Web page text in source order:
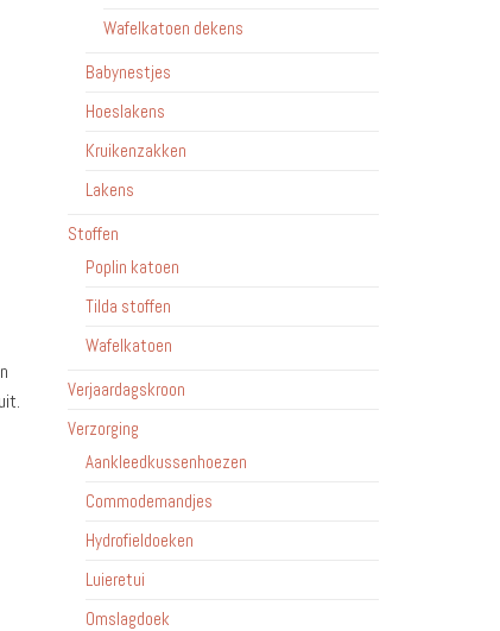
Wafelkatoen dekens
Babynestjes
Hoeslakens
Kruikenzakken
Lakens
Stoffen
Poplin katoen
Tilda stoffen
Wafelkatoen
Verjaardagskroon
Verzorging
Aankleedkussenhoezen
Commodemandjes
Hydrofieldoeken
Luieretui
Omslagdoek